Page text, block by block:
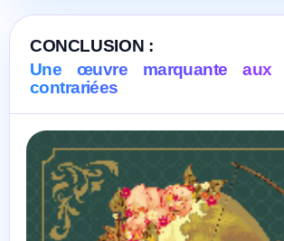
CONCLUSION :
Une œuvre marquante aux
contrariées